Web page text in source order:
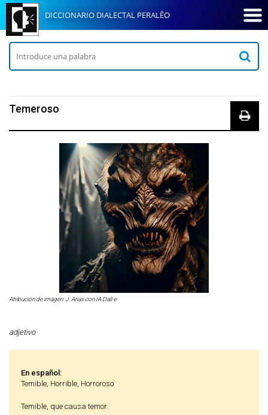
DICCIONARIO DIALECTAL PERALÊO
Temeroso
Atribución de imagen: J. Arias con IA Dall-e
adjetivo
En español:
Temible, Horrible, Horroroso
Temible, que causa temor.